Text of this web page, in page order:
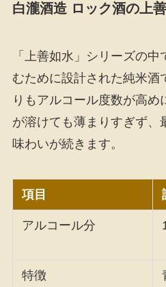
白瀧酒造 ロック酒の上
「上善如水」シリーズの
むために設計された純米酒
りもアルコール度数が高め
が溶けても薄まりすぎず、
味わいが続きます。
項目
アルコール分
特徴